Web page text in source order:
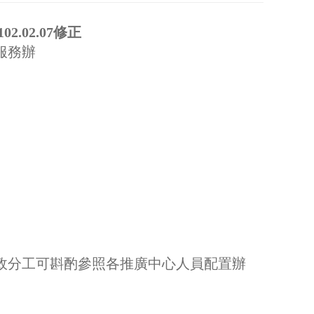
修正
務辦
工可斟酌參照各推廣中心人員配置辦